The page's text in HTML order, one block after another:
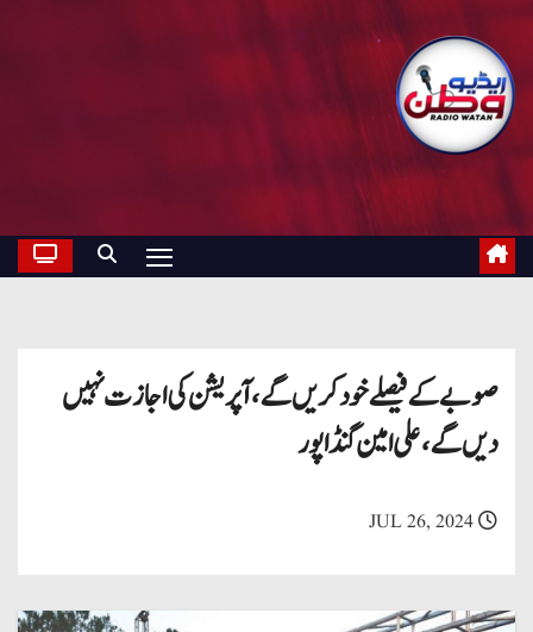
صوبے کے فیصلے خود کریں گے، آپریشن کی اجازت نہیں
دیں گے، علی امین گنڈا پور
JUL 26, 2024